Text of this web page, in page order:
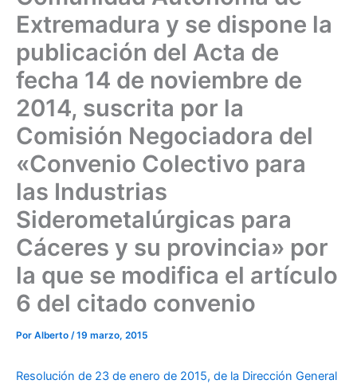
Extremadura y se dispone la
publicación del Acta de
fecha 14 de noviembre de
2014, suscrita por la
Comisión Negociadora del
«Convenio Colectivo para
las Industrias
Siderometalúrgicas para
Cáceres y su provincia» por
la que se modifica el artículo
6 del citado convenio
Por Alberto /19 marzo, 2015
Resolución de 23 de enero de 2015, de la Dirección General